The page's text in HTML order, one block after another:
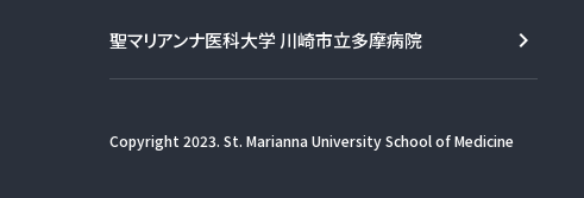
聖マリアンナ医科大学 川崎市立多摩病院
Copyright 2023. St. Marianna University School of Medicine